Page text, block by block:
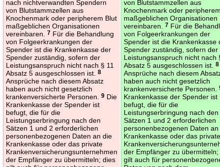
nach nichtverwandten Spendern
von Blutstammzellen aus
Knochenmark oder peripherem Blut
maßgeblichen Organisationen
vereinbaren.7 Für die Behandlung
von Folgeerkrankungen der
Spender ist die Krankenkasse der
Spender zuständig, sofern der
Leistungsanspruch nicht nach § 11
Absatz 5 ausgeschlossen ist.8
Ansprüche nach diesem Absatz
haben auch nicht gesetzlich
krankenversicherte Personen.9 Die
Krankenkasse der Spender ist
befugt, die für die
Leistungserbringung nach den
Sätzen 1 und 2 erforderlichen
personenbezogenen Daten an die
Krankenkasse oder das private
Krankenversicherungsunternehmen
der Empfänger zu übermitteln; dies
von Blutstammzellen aus
Knochenmark oder
maßgeblichen Organisationen
vereinbaren.7 Für die
von Folgeerkrankungen der
Spender ist die Krankenkasse
Spender zuständig, sofern der
Leistungsanspruch nicht nach
Absatz 5 ausgeschlossen ist.8
Ansprüche nach diesem
haben auch nicht gesetzlich
krankenversicherte Personen.
Krankenkasse der Spender ist
befugt, die für die
Leistungserbringung nach den
Sätzen 1 und 2 erforderlichen
personenbezogenen Daten
Krankenkasse oder das
der Empfänger zu
gilt auch für